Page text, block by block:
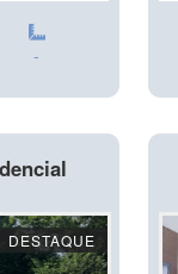
-
DESTAQUE